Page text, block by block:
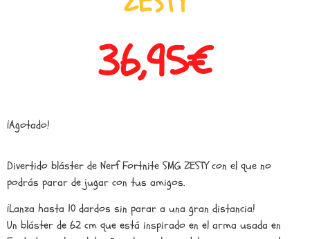
36,95€
¡Agotado!
Divertido bláster de Nerf Fortnite SMG ZESTY con el que no
podrás parar de jugar con tus amigos.
¡Lanza hasta 10 dardos sin parar a una gran distancia!
Un bláster de 62 cm que está inspirado en el arma usada en